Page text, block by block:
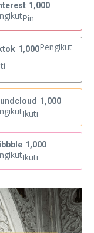
1,000
Pin
1,000Pengikut
1,000
Ikuti
1,000
Ikuti